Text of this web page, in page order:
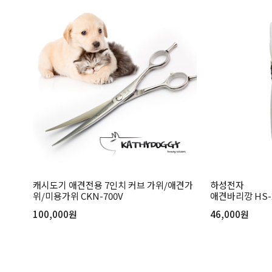
캐시도기 애견전용 7인치 커브 가위/애견가
위/미용가위 CKN-700V
100,000원
하성전자
애견바리깡
46,000원